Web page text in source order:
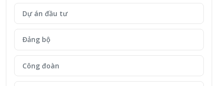
Dự án đầu tư
Đảng bộ
Công đoàn